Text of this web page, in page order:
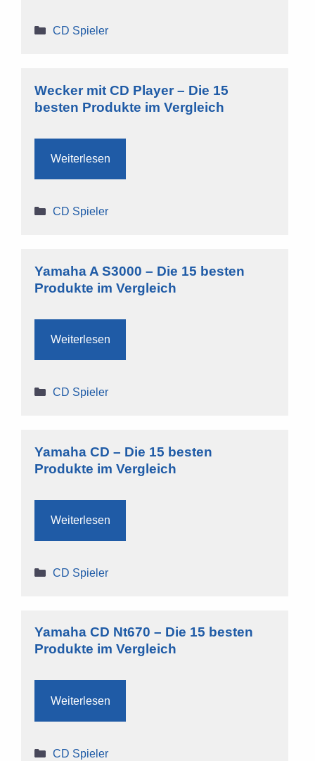
Kategorien
CD Spieler
Wecker mit CD Player – Die 15
besten Produkte im Vergleich
Weiterlesen
Kategorien
CD Spieler
Yamaha A S3000 – Die 15 besten
Produkte im Vergleich
Weiterlesen
Kategorien
CD Spieler
Yamaha CD – Die 15 besten
Produkte im Vergleich
Weiterlesen
Kategorien
CD Spieler
Yamaha CD Nt670 – Die 15 besten
Produkte im Vergleich
Weiterlesen
Kategorien
CD Spieler